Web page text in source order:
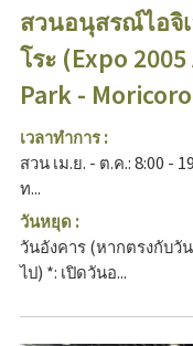
สวนอนุสรณ์ไอจิ
โระ (Expo
Park -
เวลาทำการ :
สวน เม.ย. - ต.ค.: 8:00 -
ท...
วันหยุด :
วันอังคาร (หากตรงกับ
ไป) *: เปิดวันอ...